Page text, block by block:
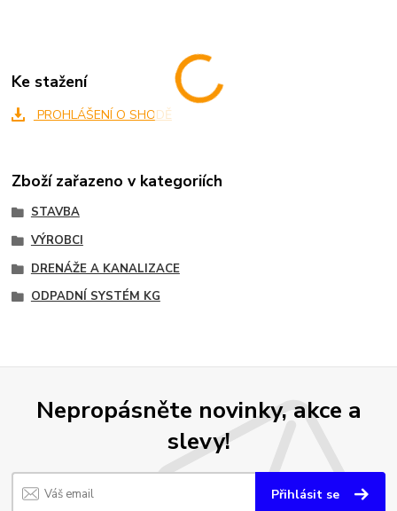
Ke stažení
PROHLÁŠENÍ O SHODĚ
Zboží zařazeno v kategoriích
STAVBA
VÝROBCI
DRENÁŽE A KANALIZACE
ODPADNÍ SYSTÉM KG
Nepropásněte novinky, akce a
slevy!
Přihlásit se